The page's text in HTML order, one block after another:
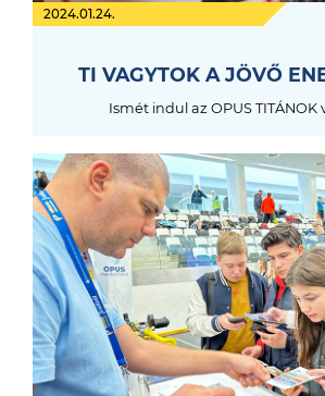
2024.01.24.
TI VAGYTOK A JÖVŐ
Ismét indul az OPUS TITÁNOK